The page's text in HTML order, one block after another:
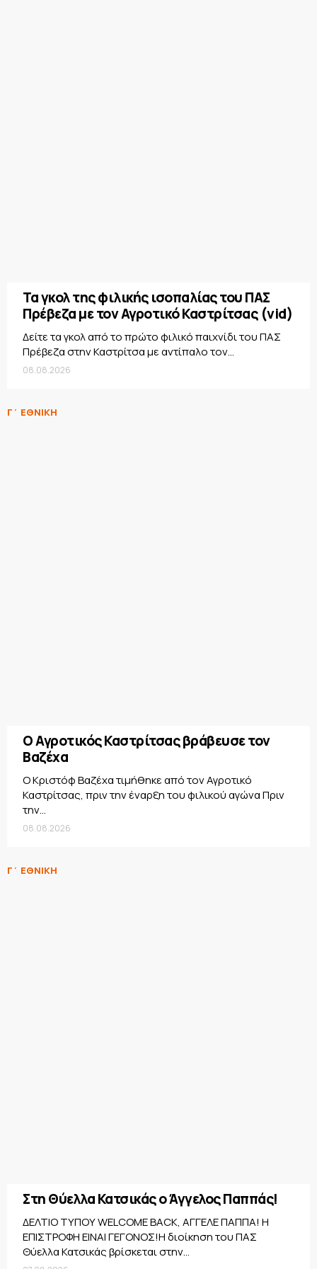
Τα γκολ της φιλικής ισοπαλίας του ΠΑΣ
Πρέβεζα με τον Αγροτικό Καστρίτσας (vid)
Δείτε τα γκολ από το πρώτο φιλικό παιχνίδι του ΠΑΣ
Πρέβεζα στην Καστρίτσα με αντίπαλο τον...
08.08.2026
Γ΄ ΕΘΝΙΚΗ
Ο Αγροτικός Καστρίτσας βράβευσε τον
Βαζέχα
Ο Κριστόφ Βαζέχα τιμήθηκε από τον Αγροτικό
Καστρίτσας, πριν την έναρξη του φιλικού αγώνα Πριν
την...
08.08.2026
Γ΄ ΕΘΝΙΚΗ
Στη Θύελλα Κατσικάς ο Άγγελος Παππάς!
ΔΕΛΤΙΟ ΤΥΠΟΥ WELCOME BACK, ΑΓΓΕΛΕ ΠΑΠΠΑ! Η
ΕΠΙΣΤΡΟΦΗ ΕΙΝΑΙ ΓΕΓΟΝΟΣ!Η διοίκηση του ΠΑΣ
Θύελλα Κατσικάς βρίσκεται στην...